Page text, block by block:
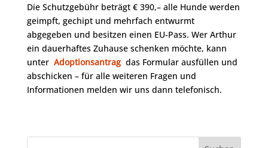
Die Schutzgebühr beträgt € 390,– alle Hunde werden
geimpft, gechipt und mehrfach entwurmt
abgegeben und besitzen einen EU-Pass. Wer Arthur
ein dauerhaftes Zuhause schenken möchte, kann
unter Adoptionsantragdas Formular ausfüllen und
abschicken – für alle weiteren Fragen und
Informationen melden wir uns dann telefonisch.